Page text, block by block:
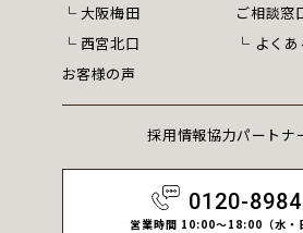
大阪梅田
西宮北口
お客様の声
ご相談窓
よく
採用情報協力パートナ
0120-
営業時間 10:00～18:00（水・